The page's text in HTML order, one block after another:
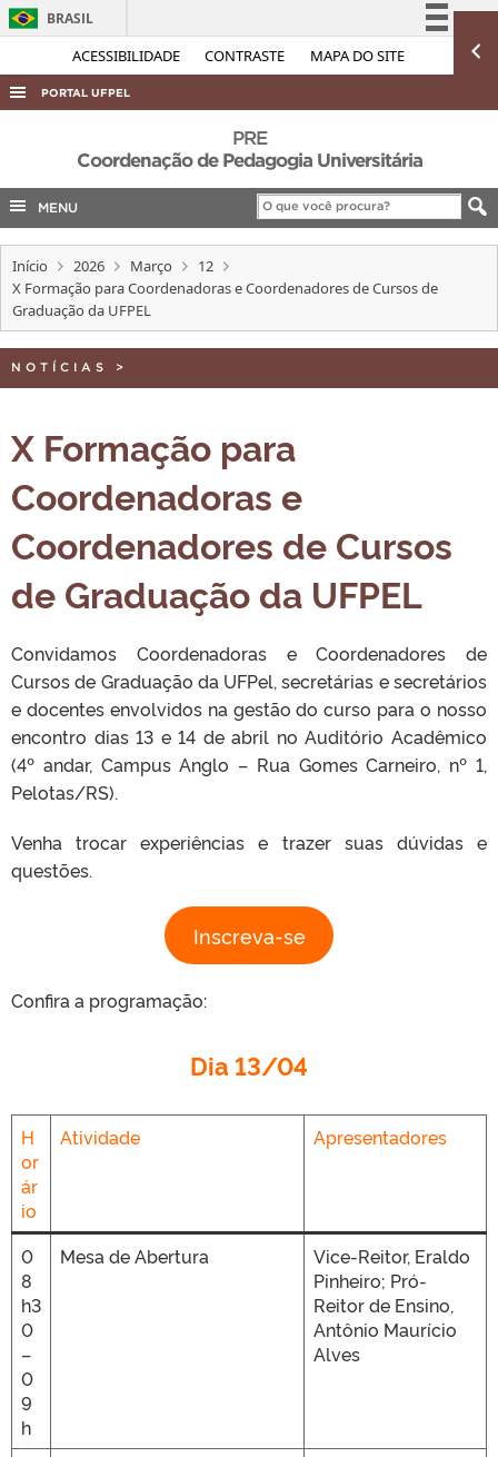
ACESSIBILIDADE CONTRASTE MAPA DO SITE
BRASIL
Simplifique!
Acesso à informação
Legislação
Canais
PORTAL UFPEL
AUDITORIA
COBALTO
CONCURSOS
EDITAIS
INTERNACIONAL
PRE
Coordenação de Pedagogia Universitária
MENU
Início 2026 Março
12
X Formação para Coordenadoras e Coordenadores de Cursos de
Graduação da UFPEL
NOTÍCIAS >
X Formação para
Coordenadoras e
Coordenadores de Cursos
de Graduação da UFPEL
Convidamos Coordenadoras e Coordenadores de
Cursos de Graduação da UFPel, secretárias e secretários
e docentes envolvidos na gestão do curso para o nosso
encontro dias 13 e 14 de abril no Auditório Acadêmico
(4º andar, Campus Anglo – Rua Gomes Carneiro, nº 1,
Pelotas/RS).
Venha trocar experiências e trazer suas dúvidas e
questões.
Inscreva-se
Confira a programação:
Dia 13/04
H
or
ár
io
Atividade Apresentadores
0
8
h3
0
–
0
9
h
Mesa de Abertura
Vice-Reitor, Eraldo
Pinheiro; Pró-
Reitor de Ensino,
Antônio Maurício
Alves